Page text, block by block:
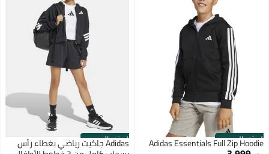
الستور الرسمي
Adidas Essentials Full Zip Hoodie الستور الرسميAdidas جاكيت رياضي بغطاء رأس